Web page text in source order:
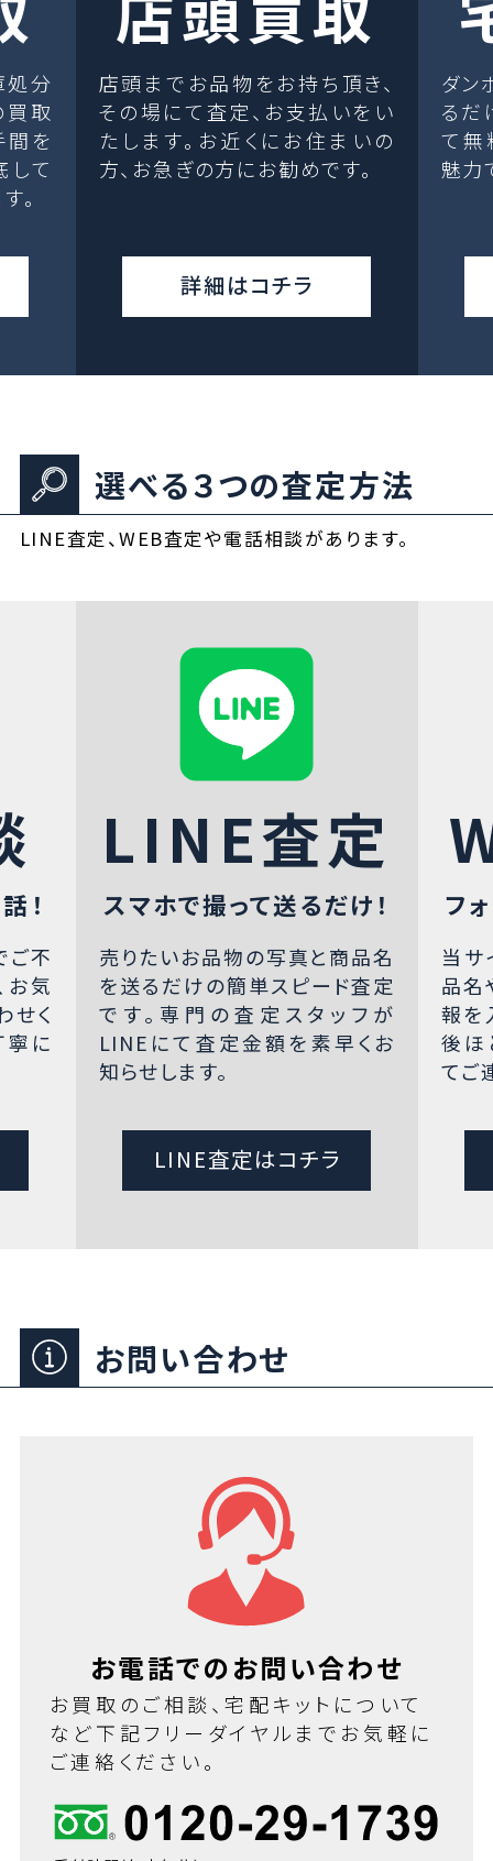
処分
取
間を
して
。
店頭までお品物をお持ち頂き、
その場にて査定、お支払いをい
たします。お近くにお住まいの
方、お急ぎの方にお勧めです。
詳細はコチラ
ダン
るだ
て無
魅力
選べる３つの査定方法
LINE査定、WEB査定や電話相談があります。
！
ご不
お気
せく
寧に
LINE査定
スマホで撮って送るだけ！
売りたいお品物の写真と商品名
を送るだけの簡単スピード査定
です。専門の査定スタッフが
LINEにて査定金額を素早くお
知らせします。
LINE査定はコチラ
フ
当サ
品名
報を
後ほ
てご
お問い合わせ
お電話でのお問い合わせ
お買取のご相談、宅配キットについて
など下記フリーダイヤルまでお気軽に
ご連絡ください。